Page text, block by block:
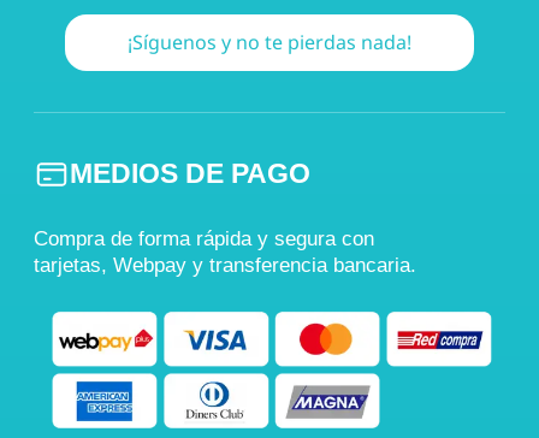
¡Síguenos y no te pierdas nada!
MEDIOS DE PAGO
Compra de forma rápida y segura con
tarjetas, Webpay y transferencia bancaria.